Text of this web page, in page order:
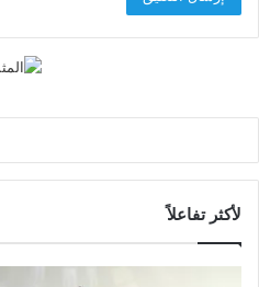
لأكثر تفاعلاً